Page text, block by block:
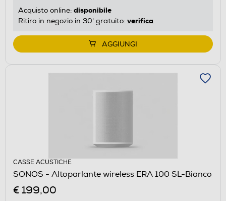
Acquisto online: disponibile
Ritiro in negozio in 30' gratuito: verifica
AGGIUNGI
CASSE ACUSTICHE
SONOS - Altoparlante wireless ERA 100 SL-Bianco
€ 199,00